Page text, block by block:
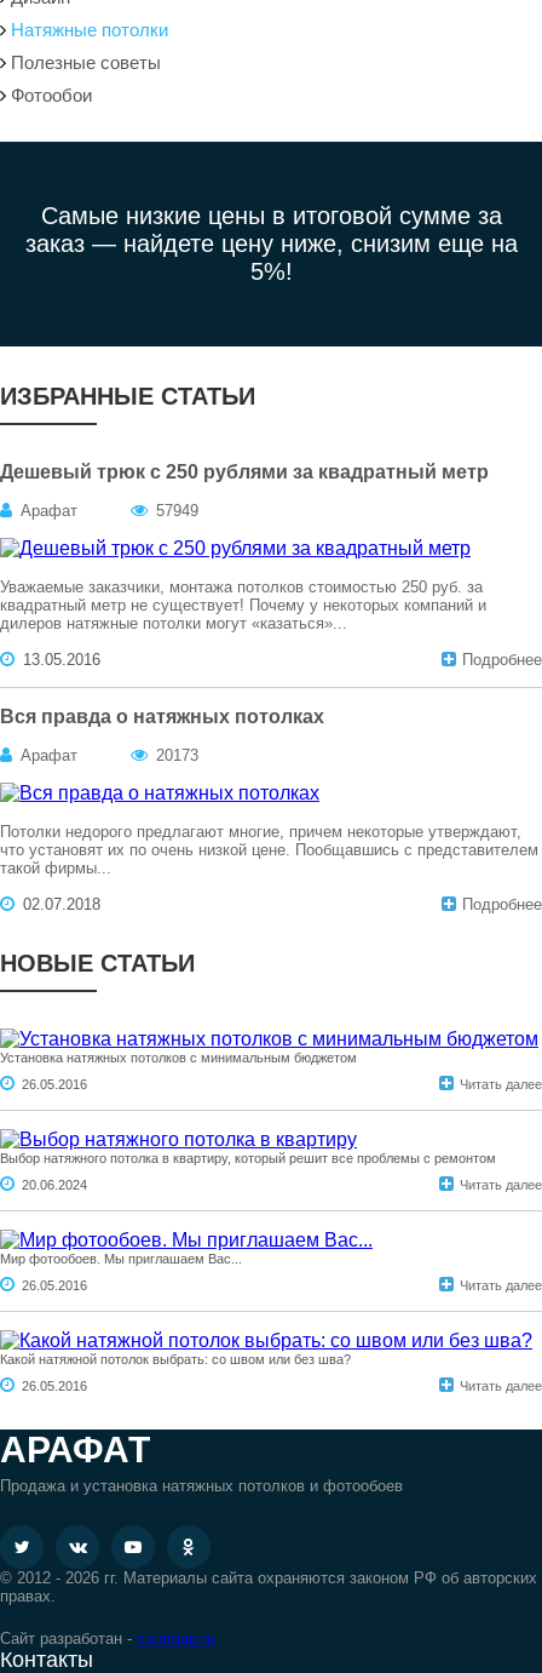
Натяжные потолки
Полезные советы
Фотообои
Самые низкие цены в итоговой сумме за
заказ — найдете цену ниже, снизим еще на
5%!
ИЗБРАННЫЕ СТАТЬИ
Дешевый трюк с 250 рублями за квадратный метр
Арафат 57949
Уважаемые заказчики, монтажа потолков стоимостью 250 руб. за
квадратный метр не существует! Почему у некоторых компаний и
дилеров натяжные потолки могут «казаться»...
13.05.2016
Подробнее
Вся правда о натяжных потолках
Арафат 20173
Потолки недорого предлагают многие, причем некоторые утверждают,
что установят их по очень низкой цене. Пообщавшись с представителем
такой фирмы...
02.07.2018
Подробнее
НОВЫЕ СТАТЬИ
Установка натяжных потолков с минимальным бюджетом
26.05.2016
Читать далее
Выбор натяжного потолка в квартиру, который решит все проблемы с ремонтом
20.06.2024
Читать далее
Мир фотообоев. Мы приглашаем Вас...
26.05.2016
Читать далее
Какой натяжной потолок выбрать: со швом или без шва?
26.05.2016
Читать далее
АРАФАТ
Продажа и установка натяжных потолков и фотообоев
© 2012 - 2026 гг. Материалы сайта охраняются законом РФ об авторских
правах.
Сайт разработан - zaurmag.ru
Контакты